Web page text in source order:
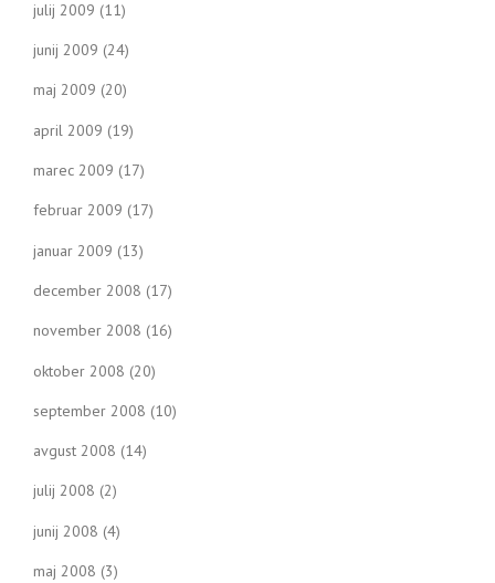
julij 2009 (11)
junij 2009 (24)
maj 2009 (20)
april 2009 (19)
marec 2009 (17)
februar 2009 (17)
januar 2009 (13)
december 2008 (17)
november 2008 (16)
oktober 2008 (20)
september 2008 (10)
avgust 2008 (14)
julij 2008 (2)
junij 2008 (4)
maj 2008 (3)